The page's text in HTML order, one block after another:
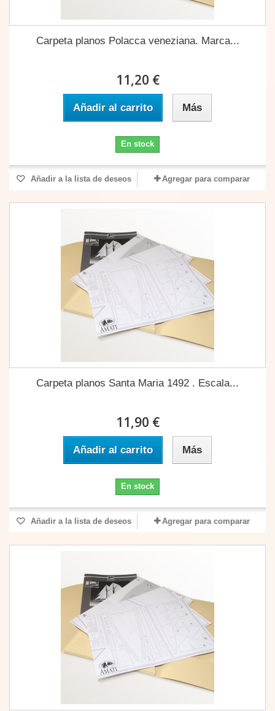
Carpeta planos Polacca veneziana. Marca...
11,20 €
Añadir al carrito Más
En stock
Añadir a la lista de deseos Agregar para comparar
Carpeta planos Santa Maria 1492 . Escala...
11,90 €
Añadir al carrito Más
En stock
Añadir a la lista de deseos Agregar para comparar